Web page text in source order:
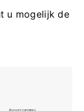
u mogelijk de